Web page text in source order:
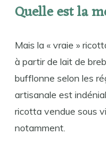
Quelle est la
Mais la « vraie »
à partir de lait de
bufflonne selon les
artisanale est
ricotta vendue sous
notamment.